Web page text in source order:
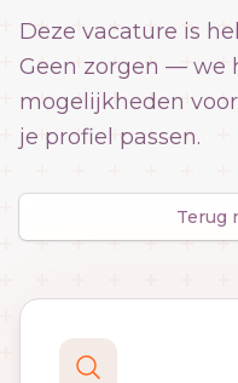
Deze vacature is
Geen zorgen — we
mogelijkheden
je profiel passen.
Terug